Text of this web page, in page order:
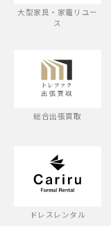
大型家具・家電リユー
ス
総合出張買取
ドレスレンタル